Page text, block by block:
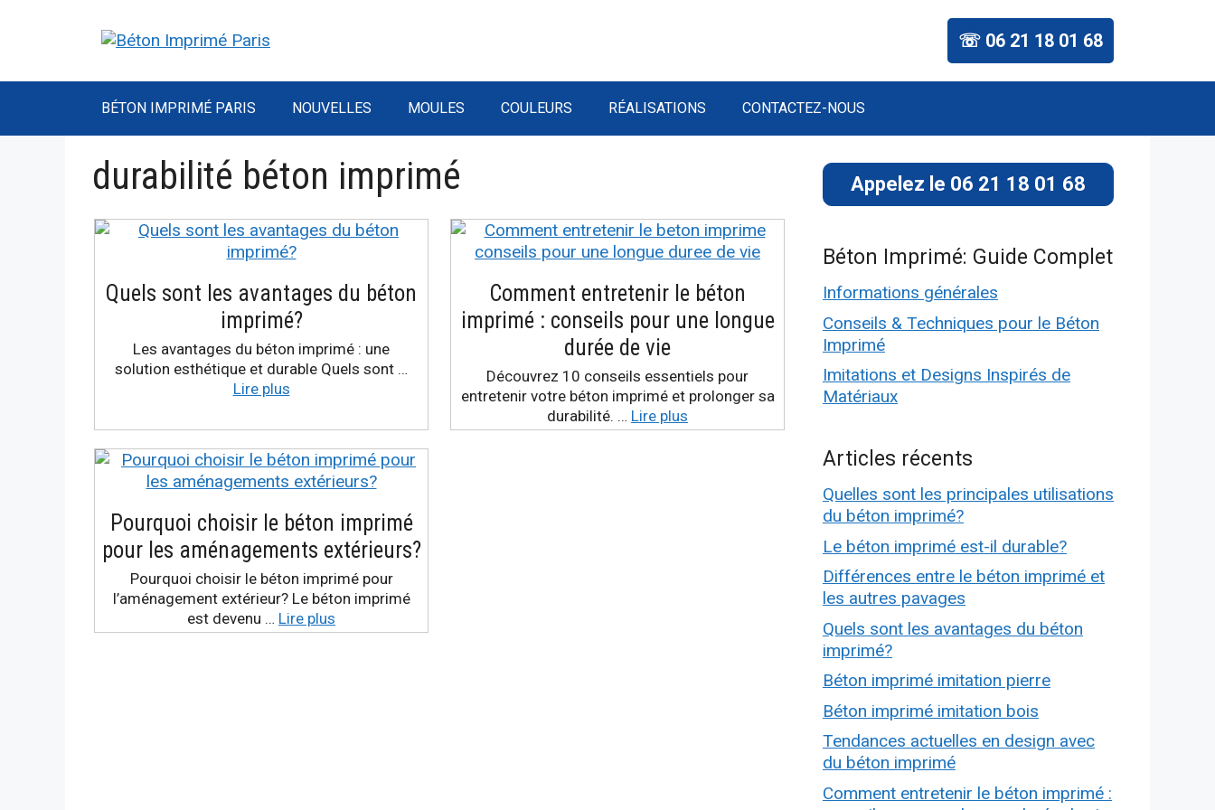
☏ 06 21 18 01 68
BÉTON IMPRIMÉ PARIS NOUVELLES MOULES COULEURS RÉALISATIONS CONTACTEZ-NOUS
durabilité béton imprimé
Quels sont les avantages du béton
imprimé?
Les avantages du béton imprimé : une
solution esthétique et durable Quels sont …
Lire plus
Comment entretenir le béton
imprimé : conseils pour une longue
durée de vie
Découvrez 10 conseils essentiels pour
entretenir votre béton imprimé et prolonger sa
durabilité. … Lire plus
Pourquoi choisir le béton imprimé
pour les aménagements extérieurs?
Pourquoi choisir le béton imprimé pour
l’aménagement extérieur? Le béton imprimé
est devenu … Lire plus
Appelez le 06 21 18 01 68
Béton Imprimé: Guide Complet
Informations générales
Conseils & Techniques pour le Béton
Imprimé
Imitations et Designs Inspirés de
Matériaux
Articles récents
Quelles sont les principales utilisations
du béton imprimé?
Le béton imprimé est-il durable?
Différences entre le béton imprimé et
les autres pavages
Quels sont les avantages du béton
imprimé?
Béton imprimé imitation pierre
Béton imprimé imitation bois
Tendances actuelles en design avec
du béton imprimé
Comment entretenir le béton imprimé :